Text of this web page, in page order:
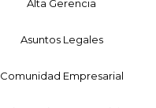
Alta Gerencia
Asuntos Legales
Comunidad Empresarial